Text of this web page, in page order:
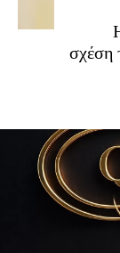
σχέση